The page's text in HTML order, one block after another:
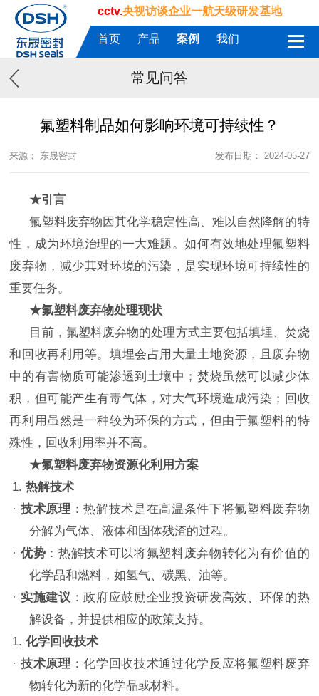
cctv.央视访谈企业一航天级研发基地
首页 产品 案例 我们
常见问答
氟塑料制品如何影响环境可持续性？
来源： 东晟密封 发布日期： 2024-05-27
★引言
氟塑料废弃物因其化学稳定性高、难以自然降解的特
性，成为环境治理的一大难题。如何有效地处理氟塑料
废弃物，减少其对环境的污染，是实现环境可持续性的
重要任务。
★氟塑料废弃物处理现状
目前，氟塑料废弃物的处理方式主要包括填埋、焚烧
和回收再利用等。填埋会占用大量土地资源，且废弃物
中的有害物质可能渗透到土壤中；焚烧虽然可以减少体
积，但可能产生有毒气体，对大气环境造成污染；回收
再利用虽然是一种较为环保的方式，但由于氟塑料的特
殊性，回收利用率并不高。
★氟塑料废弃物资源化利用方案
1.热解技术
·技术原理 ：热解技术是在高温条件下将氟塑料废弃物
分解为气体、液体和固体残渣的过程。
·优势 ：热解技术可以将氟塑料废弃物转化为有价值的
化学品和燃料，如氢气、碳黑、油等。
· 实施建议 ：政府应鼓励企业投资研发高效、环保的热
解设备，并提供相应的政策支持。
1.化学回收技术
·技术原理 ：化学回收技术通过化学反应将氟塑料废弃
物转化为新的化学品或材料。